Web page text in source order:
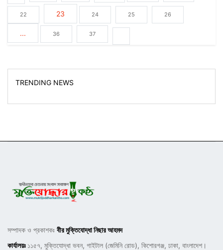
22 23 24 25 26
... 36 37
TRENDING NEWS
সম্পাদক ও প্রকাশকঃ বীর মুক্তিযোদ্ধা নিছার আহমদ
কার্যালয়ঃ ১১৫৭, মুক্তিযোদ্ধা ভবন, গাইটাল (জেমিনি রোড), কিশোরগঞ্জ, ঢাকা, বাংলাদেশ।